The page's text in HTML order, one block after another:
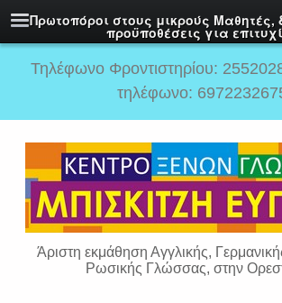
Πρωτοπόροι στους μικρούς Μαθητές,
προϋποθέσεις για
Τηλέφωνο Φροντιστηρίου:
τηλέφωνο:
Άριστη εκμάθηση Αγγλικής,
Ρωσικής Γλώσσας, στην